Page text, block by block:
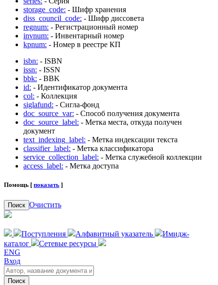
storage_code: - Шифр хранения
diss_council_code: - Шифр диссовета
regnum: - Регистрационный номер
invnum: - Инвентарный номер
kpnum: - Номер в реестре КП
isbn: - ISBN
issn: - ISSN
bbk: - BBK
id: - Идентификатор документа
col: - Коллекция
siglafund: - Сигла-фонд
doc_source_var: - Способ получения документа
doc_source_label: - Метка места, откуда получен
документ
text_indexing_label: - Метка индексации текста
classifier_label: - Метка классификатора
service_collection_label: - Метка служебной коллекции
access_label: - Метка доступа
Помощь [ показать ]
Поиск Очистить
Поступления Алфавитный указатель
Имидж-
каталог
Сетевые ресурсы
ENG
Вход
Поиск